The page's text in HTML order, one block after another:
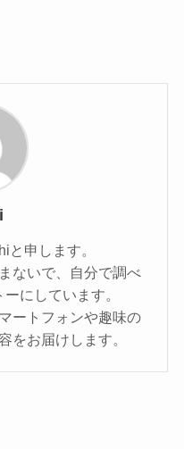
と申します。
ないで、自分で調べ
にしています。
ートフォンや趣味の
をお届けします。